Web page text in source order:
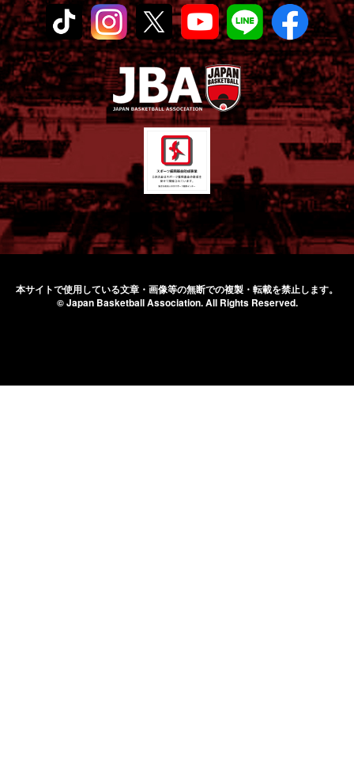
本サイトで使用している文章・画像等の無断での複製・転載を禁止します。
© Japan Basketball Association.All Rights Reserved.